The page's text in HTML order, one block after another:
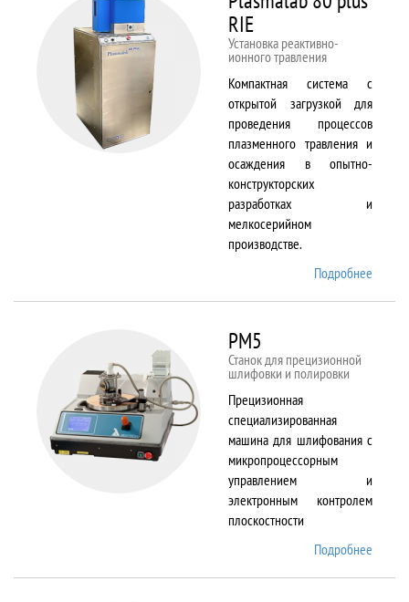
RIE
Установка реактивно-
ионного травления
Компактная система с
открытой загрузкой для
проведения процессов
плазменного травления и
осаждения в опытно-
конструкторских
разработках и
мелкосерийном
производстве.
Подробнее
PM5
Станок для прецизионной
шлифовки и полировки
Прецизионная
специализированная
машина для шлифования с
микропроцессорным
управлением и
электронным контролем
плоскостности
Подробнее